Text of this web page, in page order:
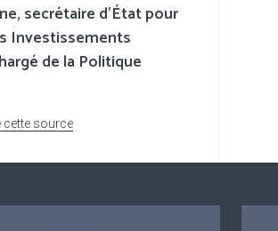
secrétaire d’État pour
Investissements
de la Politique
cette source